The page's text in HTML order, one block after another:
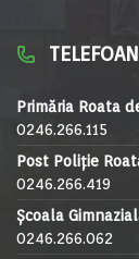
Primăria Roata
0246.266.115
Post Poliție
0246.266.419
Școala
0246.266.062